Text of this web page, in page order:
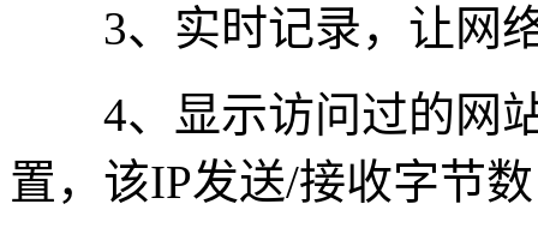
3、实时记录，让网
4、显示访问过的网站
置，该IP发送/接收字节